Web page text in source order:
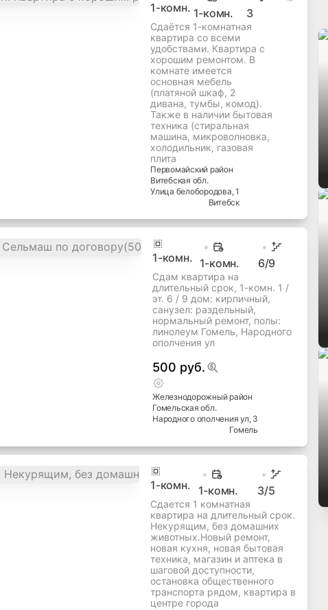
1-комн. 1-комн. 3
Сдаётся 1-комнатная
квартира со всеми
удобствами. Квартира с
хорошим ремонтом. В
комнате имеется
основная мебель
(платяной шкаф, 2
дивана, тумбы, комод).
Также в наличии бытовая
техника (стиральная
машина, микроволновка,
холодильник, газовая
плита
Первомайский район
Витебская обл.
Улица белобородова, 1
Витебск
1-комн. 1-комн. 6/9
Сдам квартира на
длительный срок, 1-комн. 1 /
эт. 6 / 9 дом: кирпичный,
cанузел: раздельный,
нормальный ремонт, полы:
линолеум Гомель, Народного
ополчения ул
500 руб.
Железнодорожныйрайон
Гомельская обл.
Народного ополчения ул, 3
Гомель
1-комн. 1-комн. 3/5
Сдается 1 комнатная
квартира на длительный срок.
Некурящим, без домашних
животных.Новый ремонт,
новая кухня, новая бытовая
техника, магазин и аптека в
шаговой доступности,
остановка общественного
транспорта рядом, квартира в
центре города